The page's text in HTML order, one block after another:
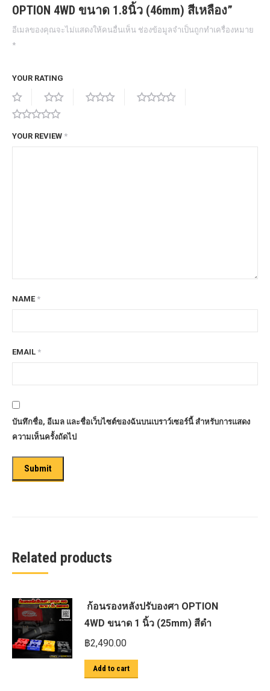
OPTION 4WD ขนาด 1.8นิ้ว (46mm) สีเหลือง”
อีเมลของคุณจะไม่แสดงให้คนอื่นเห็น ช่องข้อมูลจำเป็นถูกทำเครื่องหมาย
*
YOUR RATING
YOUR REVIEW *
NAME *
EMAIL *
บันทึกชื่อ, อีเมล และชื่อเว็บไซต์ของฉันบนเบราว์เซอร์นี้ สำหรับการแสดง
ความเห็นครั้งถัดไป
Related products
ก้อนรองหลังปรับองศา OPTION
4WD ขนาด 1 นิ้ว (25mm) สีดำ
฿2,490.00
Add to cart